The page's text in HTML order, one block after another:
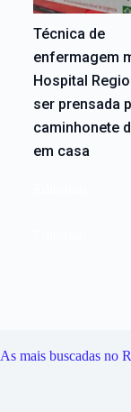
Técnica de
enfermagem
Hospital
ser prensada
caminhonete
em casa
As mais buscadas no